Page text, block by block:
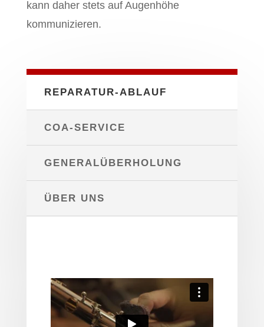
kann daher stets auf Augenhöhe
kommunizieren.
REPARATUR-ABLAUF
COA-SERVICE
GENERALÜBERHOLUNG
ÜBER UNS